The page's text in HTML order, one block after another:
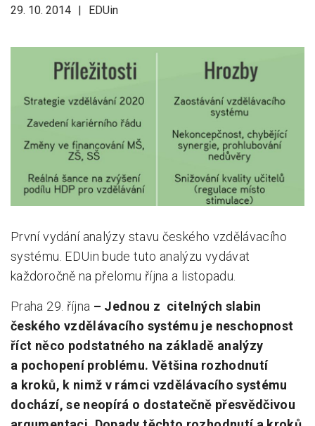
Pro média
Pro zřizovatele
Konference Lepší škola
Kápézetka - průvodce pro zřizovatele
Klub zřizovatelů
O nás
Partneři a dárci
Kontakty
29. 10. 2014 EDUin
První vydání analýzy stavu českého vzdělávacího
systému. EDUin bude tuto analýzu vydávat
každoročně na přelomu října a listopadu.
Praha 29. října – Jednou z citelných slabin
českého vzdělávacího systému je neschopnost
říct něco podstatného na základě analýzy
a pochopení problému. Většina rozhodnutí
a kroků, k nimž v rámci vzdělávacího systému
dochází, se neopírá o dostatečně přesvědčivou